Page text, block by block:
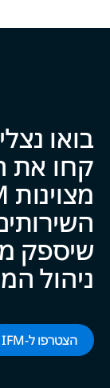
בואו
קחו את
שיספק
ניהול
הצטרפו ל-‌‌IFM‌‌